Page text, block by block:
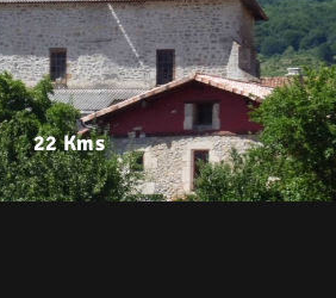
22 Kms